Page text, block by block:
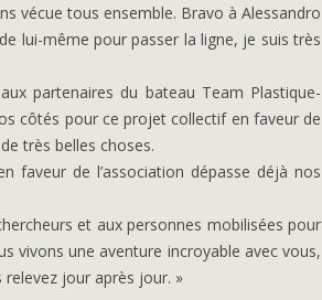
vécue tous ensemble. Bravo à Alessandro
lui-même pour passer la ligne, je suis très
partenaires du bateau Team Plastique-
côtés pour ce projet collectif en faveur de
très belles choses.
faveur de l’association dépasse déjà nos
et aux personnes mobilisées pour
vivons une aventure incroyable avec vous,
jour après jour. »